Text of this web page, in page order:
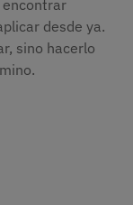
encontrar
desde ya.
sino hacerlo